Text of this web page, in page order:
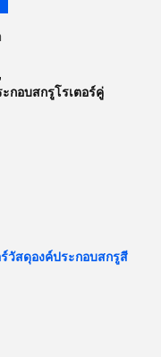
,
ะกอบสกรูโรเตอร์คู่
วัสดุองค์ประกอบสกรูสี